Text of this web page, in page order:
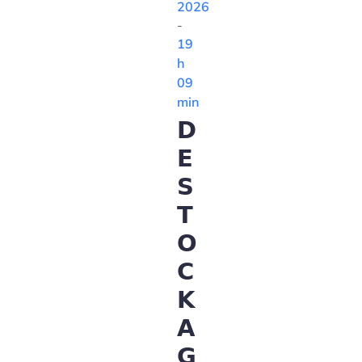
2026
-
19
h
09
min
𝗗
𝗘
𝗦
𝗧
𝗢
𝗖
𝗞
𝗔
𝗚